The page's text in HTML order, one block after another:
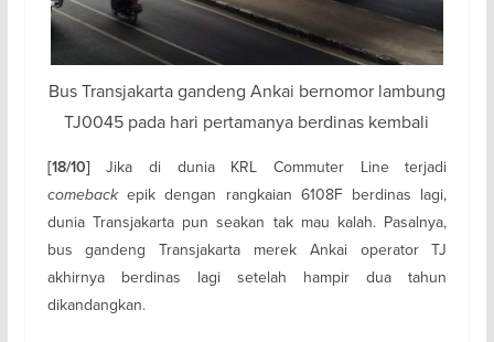
Bus Transjakarta gandeng Ankai bernomor lambung
TJ0045 pada hari pertamanya berdinas kembali
[18/10] Jika di dunia KRL Commuter Line terjadi
comeback epik dengan rangkaian 6108F berdinas lagi,
dunia Transjakarta pun seakan tak mau kalah. Pasalnya,
bus gandeng Transjakarta merek Ankai operator TJ
akhirnya berdinas lagi setelah hampir dua tahun
dikandangkan.